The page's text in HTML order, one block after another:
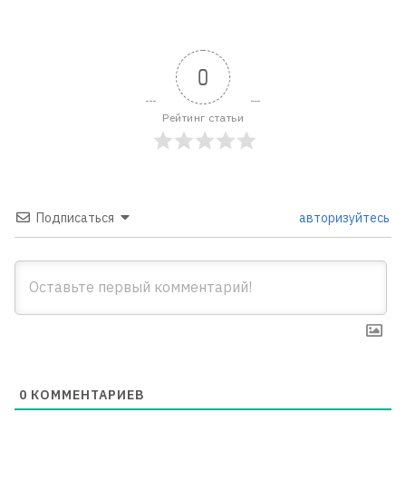
0
Рейтинг статьи
Подписаться авторизуйтесь
0 КОММЕНТАРИЕВ